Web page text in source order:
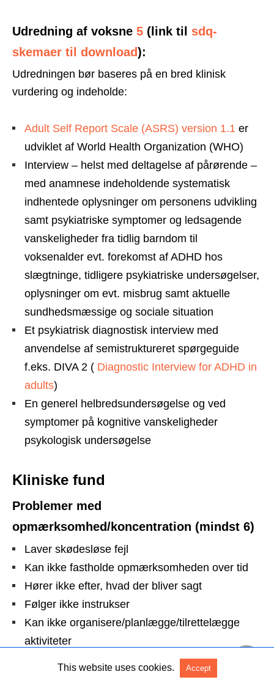
Udredning af voksne 5 (link til sdq-
skemaer til download):
Udredningen bør baseres på en bred klinisk
vurdering og indeholde:
Adult Self Report Scale (ASRS) version 1.1 er
udviklet af World Health Organization (WHO)
Interview – helst med deltagelse af pårørende –
med anamnese indeholdende systematisk
indhentede oplysninger om personens udvikling
samt psykiatriske symptomer og ledsagende
vanskeligheder fra tidlig barndom til
voksenalder evt. forekomst af ADHD hos
slægtninge, tidligere psykiatriske undersøgelser,
oplysninger om evt. misbrug samt aktuelle
sundhedsmæssige og sociale situation
Et psykiatrisk diagnostisk interview med
anvendelse af semistruktureret spørgeguide
f.eks. DIVA 2 ( Diagnostic Interview for ADHD in
adults)
En generel helbredsundersøgelse og ved
symptomer på kognitive vanskeligheder
psykologisk undersøgelse
Kliniske fund
Problemer med
opmærksomhed/koncentration (mindst 6)
Laver skødesløse fejl
Kan ikke fastholde opmærksomheden over tid
Hører ikke efter, hvad der bliver sagt
Følger ikke instrukser
Kan ikke organisere/planlægge/tilrettelægge
aktiviteter
Undgår opgaver som kræver opmærksomhed
This website uses cookies. Accept